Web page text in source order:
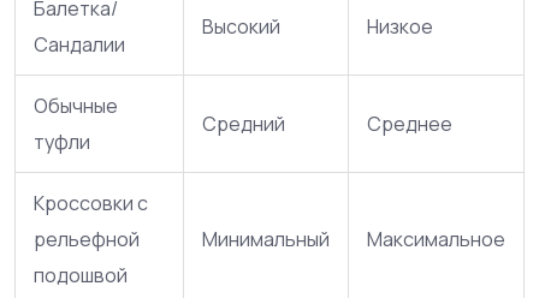
Балетка/
Сандалии
Высокий Низкое
Обычные
туфли
Средний Среднее
Кроссовки с
рельефной
подошвой
Минимальный Максимальное